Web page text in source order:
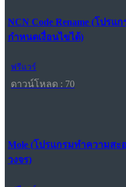
NCN Code Rename (โปร
กำหนดเงื่อนไขได้)
ฟรีแวร์
ดาวน์โหลด : 70
Mole (โปรแกรมทำความสะ
วงจร)